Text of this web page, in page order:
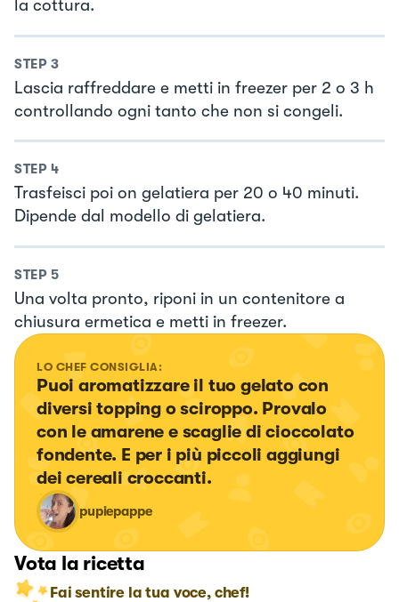
la cottura.
STEP 3
Lascia raffreddare e metti in freezer per 2 o 3 h
controllando ogni tanto che non si congeli.
STEP 4
Trasfeisci poi on gelatiera per 20 o 40 minuti.
Dipende dal modello di gelatiera.
STEP 5
Una volta pronto, riponi in un contenitore a
chiusura ermetica e metti in freezer.
LO CHEF CONSIGLIA:
Puoi aromatizzare il tuo gelato con
diversi topping o sciroppo. Provalo
con le amarene e scaglie di cioccolato
fondente. E per i più piccoli aggiungi
dei cereali croccanti.
pupiepappe
Vota la ricetta
Fai sentire la tua voce, chef!